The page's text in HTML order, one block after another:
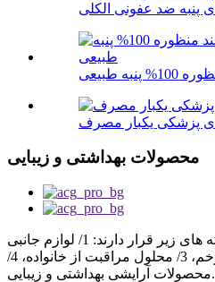
پنبه ضد عفونی الکلی
طبیعی
پزشکی یکبار مصرف
محصولات بهداشتی و زیبایی
محصولات اصلی آن در دسته های زیر قرار دارند: 1/ لوازم جانبی
جراحی، 2/ محلول مراقبت از زخم، 3/ محلول مراقبت از خانواده، 4/
محصولات آرایشی بهداشتی و زیبایی.